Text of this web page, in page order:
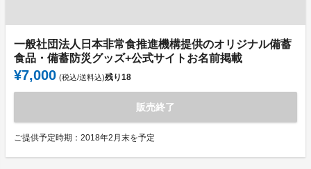
一般社団法人日本非常食推進機構提供のオリジナル備蓄
食品・備蓄防災グッズ+公式サイトお名前掲載
¥7,000 (税込/送料込)残り18
販売終了
ご提供予定時期：2018年2月末を予定